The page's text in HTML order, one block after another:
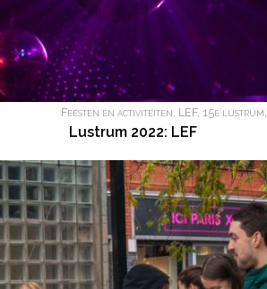
Feesten en activiteiten LEF, 15e lustrum
Lustrum 2022: LEF